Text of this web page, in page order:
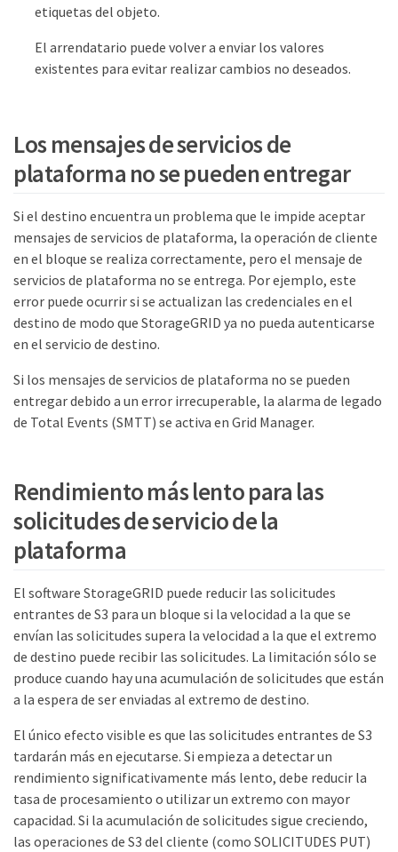
etiquetas del objeto.
El arrendatario puede volver a enviar los valores
existentes para evitar realizar cambios no deseados.
Los mensajes de servicios de
plataforma no se pueden entregar
Si el destino encuentra un problema que le impide aceptar
mensajes de servicios de plataforma, la operación de cliente
en el bloque se realiza correctamente, pero el mensaje de
servicios de plataforma no se entrega. Por ejemplo, este
error puede ocurrir si se actualizan las credenciales en el
destino de modo que StorageGRID ya no pueda autenticarse
en el servicio de destino.
Si los mensajes de servicios de plataforma no se pueden
entregar debido a un error irrecuperable, la alarma de legado
de Total Events (SMTT) se activa en Grid Manager.
Rendimiento más lento para las
solicitudes de servicio de la
plataforma
El software StorageGRID puede reducir las solicitudes
entrantes de S3 para un bloque si la velocidad a la que se
envían las solicitudes supera la velocidad a la que el extremo
de destino puede recibir las solicitudes. La limitación sólo se
produce cuando hay una acumulación de solicitudes que están
a la espera de ser enviadas al extremo de destino.
El único efecto visible es que las solicitudes entrantes de S3
tardarán más en ejecutarse. Si empieza a detectar un
rendimiento significativamente más lento, debe reducir la
tasa de procesamiento o utilizar un extremo con mayor
capacidad. Si la acumulación de solicitudes sigue creciendo,
las operaciones de S3 del cliente (como SOLICITUDES PUT)